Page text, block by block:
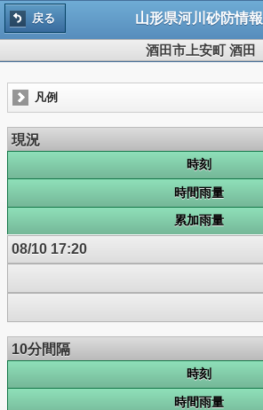
戻る 山形県河川砂防情報
酒田市上安町 酒田
凡例
現況
時刻
時間雨量
累加雨量
08/10 17:20
10分間隔
時刻
時間雨量